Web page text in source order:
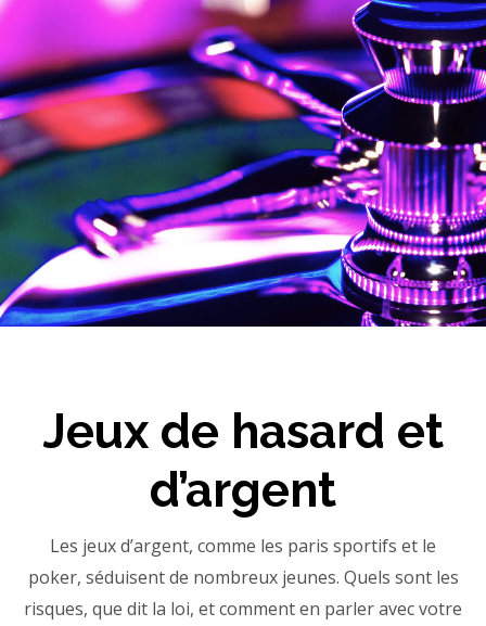
Jeux de hasard et
d’argent
Les jeux d’argent, comme les paris sportifs et le
poker, séduisent de nombreux jeunes. Quels sont les
risques, que dit la loi, et comment en parler avec votre